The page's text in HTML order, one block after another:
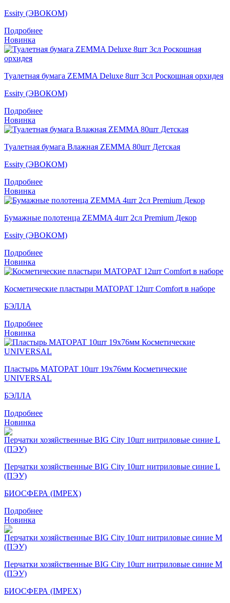
Essity (ЭВОКОМ)
Подробнее
Новинка
Туалетная бумага ZEMMA Deluxe 8шт 3сл Роскошная орхидея
Essity (ЭВОКОМ)
Подробнее
Новинка
Туалетная бумага Влажная ZEMMA 80шт Детская
Essity (ЭВОКОМ)
Подробнее
Новинка
Бумажные полотенца ZEMMA 4шт 2сл Premium Декор
Essity (ЭВОКОМ)
Подробнее
Новинка
Косметические пластыри MATOPAT 12шт Comfort в наборе
БЭЛЛА
Подробнее
Новинка
Пластырь MATOPAT 10шт 19х76мм Косметические
UNIVERSAL
БЭЛЛА
Подробнее
Новинка
Перчатки хозяйственные BIG City 10шт нитриловые синие L
(ПЭУ)
БИОСФЕРА (IMPEX)
Подробнее
Новинка
Перчатки хозяйственные BIG City 10шт нитриловые синие M
(ПЭУ)
БИОСФЕРА (IMPEX)